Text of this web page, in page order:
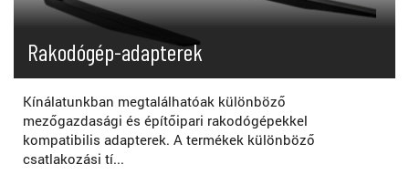
Rakodógép-adapterek
Kínálatunkban megtalálhatóak különböző
mezőgazdasági és építőipari rakodógépekkel
kompatibilis adapterek. A termékek különböző
csatlakozási tí...